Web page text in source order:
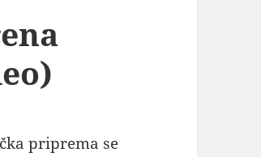
priprema se